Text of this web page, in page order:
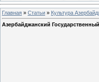
Главная » Статьи » Культура
Азербайджанский